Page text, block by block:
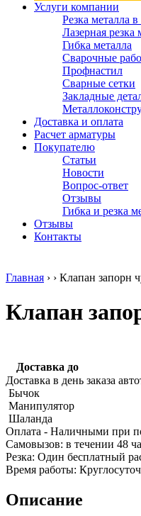
Услуги компании
Резка металла
Лазерная резка
Гибка металла
Сварочные
Профнастил
Сварные сетки
Закладные
Доставка и оплата
Расчет арматуры
Покупателю
Статьи
Новости
Вопрос-ответ
Отзывы
Гибка и резка
Отзывы
Контакты
Главная › › Клапан запорн
Клапан
Доставка до
Доставка в день заказа
Бычок
Манипулятор
Шаланда
Оплата - Наличными при
Cамовызов: в течении 48
Резка: Один бесплатный
Время работы:
Описание